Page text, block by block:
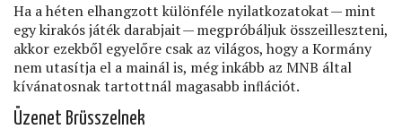
Ha a héten elhangzott különféle nyilatkozatokat — mint
egy kirakós játék darabjait — megpróbáljuk összeilleszteni,
akkor ezekből egyelőre csak az világos, hogy a Kormány
nem utasítja el a mainál is, még inkább az MNB által
kívánatosnak tartottnál magasabb inﬂációt.
Üzenet Brüsszelnek